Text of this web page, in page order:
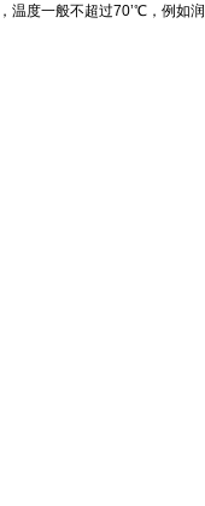
温度一般不超过70’℃，例如润